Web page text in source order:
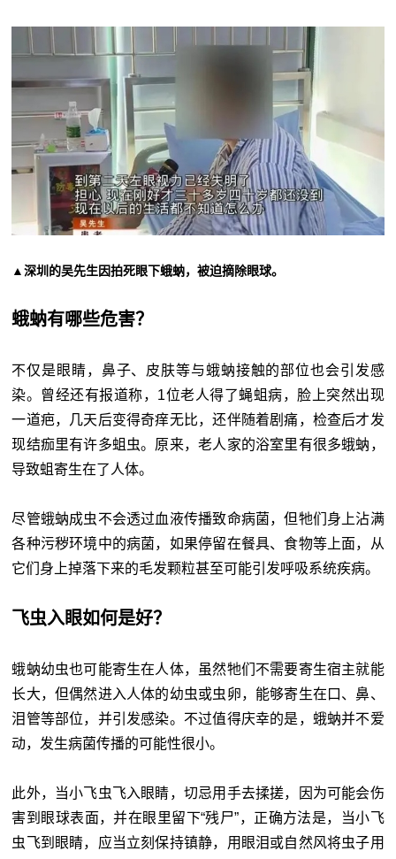
▲深圳的吴先生因拍死眼下蛾蚋，被迫摘除眼球。
蛾蚋有哪些危害？
不仅是眼睛，鼻子、皮肤等与蛾蚋接触的部位也会引发感
染。曾经还有报道称，1位老人得了蝇蛆病，脸上突然出现
一道疤，几天后变得奇痒无比，还伴随着剧痛，检查后才发
现结痂里有许多蛆虫。原来，老人家的浴室里有很多蛾蚋，
导致蛆寄生在了人体。
尽管蛾蚋成虫不会透过血液传播致命病菌，但牠们身上沾满
各种污秽环境中的病菌，如果停留在餐具、食物等上面，从
它们身上掉落下来的毛发颗粒甚至可能引发呼吸系统疾病。
飞虫入眼如何是好？
蛾蚋幼虫也可能寄生在人体，虽然牠们不需要寄生宿主就能
长大，但偶然进入人体的幼虫或虫卵，能够寄生在口、鼻、
泪管等部位，并引发感染。不过值得庆幸的是，蛾蚋并不爱
动，发生病菌传播的可能性很小。
此外，当小飞虫飞入眼睛，切忌用手去揉搓，因为可能会伤
害到眼球表面，并在眼里留下“残尸”，正确方法是，当小飞
虫飞到眼睛，应当立刻保持镇静，用眼泪或自然风将虫子用